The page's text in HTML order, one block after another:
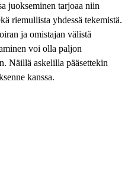
juokseminen tarjoaa niin
riemullista yhdessä tekemistä.
ja omistajan välistä
voi olla paljon
Näillä askelilla pääsettekin
kanssa.